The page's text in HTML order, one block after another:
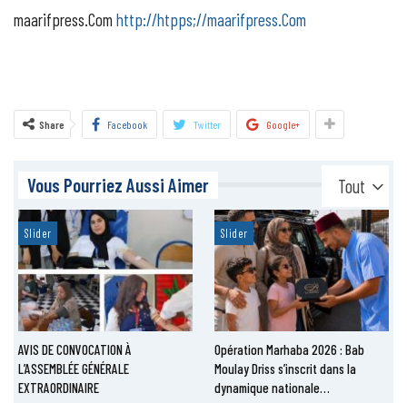
maarifpress.Com http://htpps;//maarifpress.Com
Share Facebook Twitter Google+
Tout
Vous Pourriez Aussi Aimer
Slider
AVIS DE CONVOCATION À
L’ASSEMBLÉE GÉNÉRALE
EXTRAORDINAIRE
Slider
Opération Marhaba 2026 : Bab
Moulay Driss s’inscrit dans la
dynamique nationale…